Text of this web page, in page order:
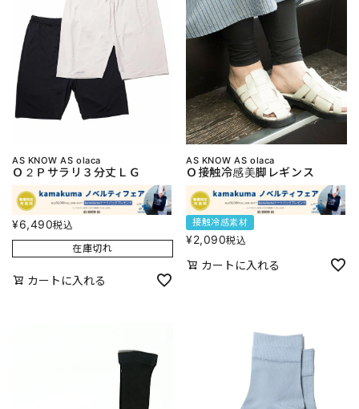
AS KNOW AS olaca
Ｏ２Ｐサラリ３分丈ＬＧ
¥6,490税込
在庫切れ
カートに入れる
AS KNOW AS olaca
Ｏ接触冷感美脚レギンス
接触冷感素材
¥2,090税込
カートに入れる